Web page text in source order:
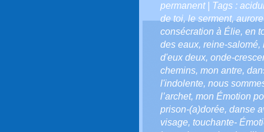
permanent| Tags :
de toi,le serment,
consécration à Élie, en
des eaux, reine-salomé,
d'eux deux, onde-
chemins, mon antre,
l'indolente, nous
l’archet, mon Émotion
prison-(a)dorée, danse
visage, touchante-